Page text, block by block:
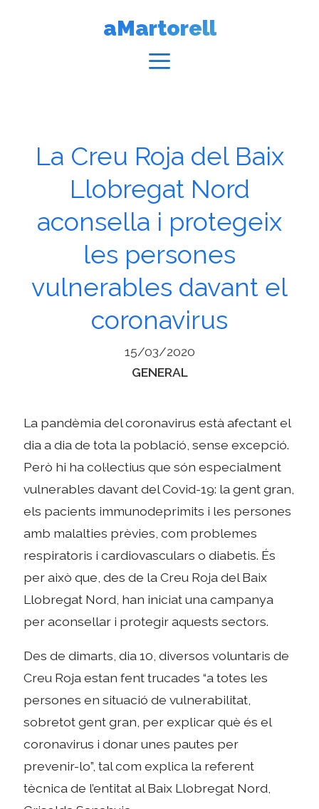
aMartorell
La Creu Roja del Baix
Llobregat Nord
aconsella i protegeix
les persones
vulnerables davant el
coronavirus
15/03/2020
Categories
GENERAL
La pandèmia del coronavirus està afectant el
dia a dia de tota la població, sense excepció.
Però hi ha col·lectius que són especialment
vulnerables davant del Covid-19: la gent gran,
els pacients immunodeprimits i les persones
amb malalties prèvies, com problemes
respiratoris i cardiovasculars o diabetis. És
per això que, des de la Creu Roja del Baix
Llobregat Nord, han iniciat una campanya
per aconsellar i protegir aquests sectors.
Des de dimarts, dia 10, diversos voluntaris de
Creu Roja estan fent trucades “a totes les
persones en situació de vulnerabilitat,
sobretot gent gran, per explicar què és el
coronavirus i donar unes pautes per
prevenir-lo”, tal com explica la referent
tècnica de l’entitat al Baix Llobregat Nord,